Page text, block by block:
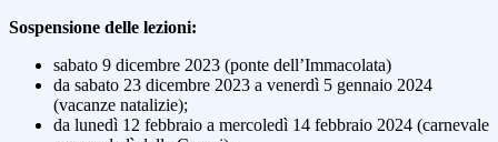
Sospensione delle lezioni:
sabato 9 dicembre 2023 (ponte dell’Immacolata)
da sabato 23 dicembre 2023 a venerdì 5 gennaio 2024
(vacanze natalizie);
da lunedì 12 febbraio a mercoledì 14 febbraio 2024 (carnevale